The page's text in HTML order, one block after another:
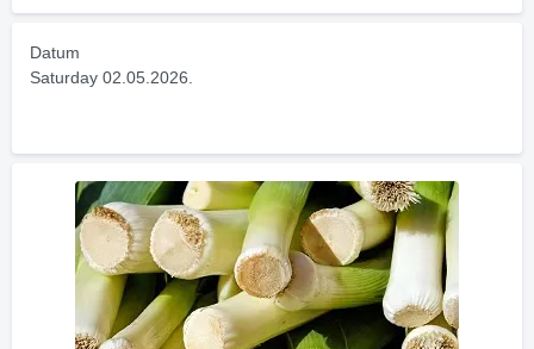
Datum
Saturday 02.05.2026.